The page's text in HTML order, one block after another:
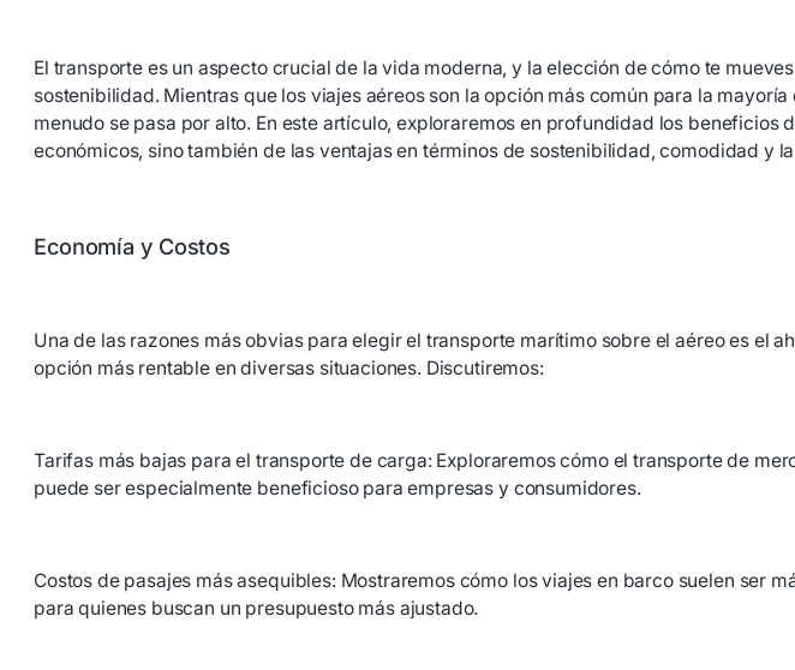
El transporte es un aspecto crucial de la vida moderna, y la elección de cómo te
sostenibilidad. Mientras que los viajes aéreos son la opción más común para la
menudo se pasa por alto. En este artículo, exploraremos en profundidad los
económicos, sino también de las ventajas en términos de sostenibilidad, comodidad y
Economía y Costos
Una de las razones más obvias para elegir el transporte marítimo sobre el aéreo es el
opción más rentable en diversas situaciones. Discutiremos:
Tarifas más bajas para el transporte de carga: Exploraremos cómo el transporte de
puede ser especialmente beneficioso para empresas y consumidores.
Costos de pasajes más asequibles: Mostraremos cómo los viajes en barco suelen ser
para quienes buscan un presupuesto más ajustado.